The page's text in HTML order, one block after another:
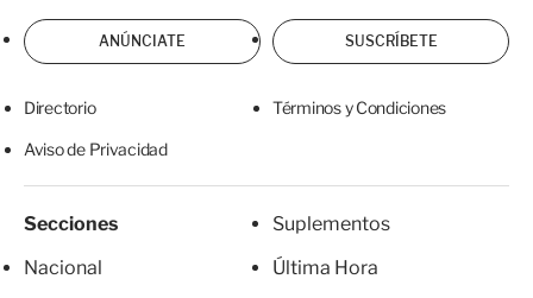
ANÚNCIATE SUSCRÍBETE
Directorio Términos y Condiciones
Aviso de Privacidad
Secciones
Nacional
Suplementos
Última Hora